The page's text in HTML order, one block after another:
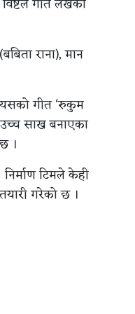
राना), मान
गीत ‘रुकुम
साख बनाएका
।
टिमले केही
गरेको छ ।